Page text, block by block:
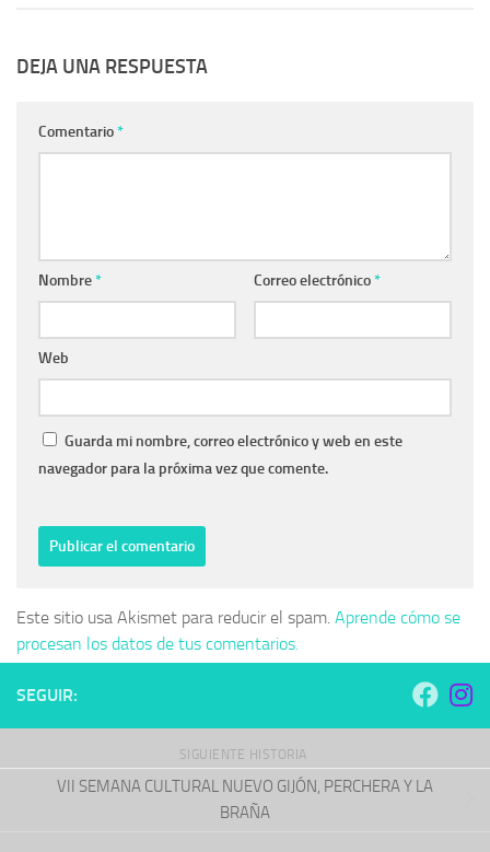
DEJA UNA RESPUESTA
Comentario*
Nombre* Correo electrónico*
Web
Guarda mi nombre, correo electrónico y web en este
navegador para la próxima vez que comente.
Este sitio usa Akismet para reducir el spam. Aprende cómo se
procesan los datos de tus comentarios.
SEGUIR:
SIGUIENTE HISTORIA
VII SEMANA CULTURAL NUEVO GIJÓN, PERCHERA Y LA
BRAÑA